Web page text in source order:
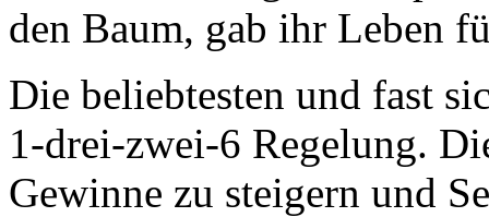
den Baum, gab ihr Leben
Die beliebtesten und fast
1-drei-zwei-6 Regelung.
Gewinne zu steigern und